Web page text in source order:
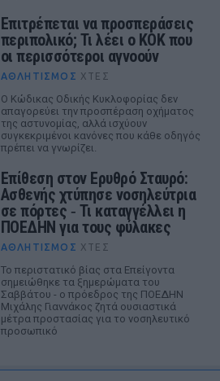
Επιτρέπεται να προσπεράσεις
περιπολικό; Τι λέει ο ΚΟΚ που
οι περισσότεροι αγνοούν
ΑΘΛΗΤΙΣΜΌΣ ΧΤΕΣ
Ο Κώδικας Οδικής Κυκλοφορίας δεν
απαγορεύει την προσπέραση οχήματος
της αστυνομίας, αλλά ισχύουν
συγκεκριμένοι κανόνες που κάθε οδηγός
πρέπει να γνωρίζει.
Επίθεση στον Ερυθρό Σταυρό:
Ασθενής χτύπησε νοσηλεύτρια
σε πόρτες ‑ Τι καταγγέλλει η
ΠΟΕΔΗΝ για τους φύλακες
ΑΘΛΗΤΙΣΜΌΣ ΧΤΕΣ
Το περιστατικό βίας στα Επείγοντα
σημειώθηκε τα ξημερώματα του
Σαββάτου - ο πρόεδρος της ΠΟΕΔΗΝ
Μιχάλης Γιαννάκος ζητά ουσιαστικά
μέτρα προστασίας για το νοσηλευτικό
προσωπικό